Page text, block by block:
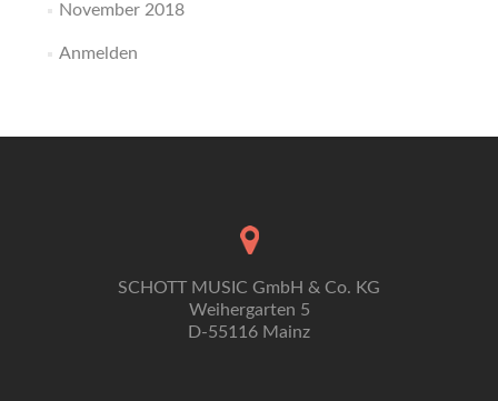
November 2018
Anmelden
SCHOTT MUSIC GmbH & Co. KG
Weihergarten 5
D-55116 Mainz